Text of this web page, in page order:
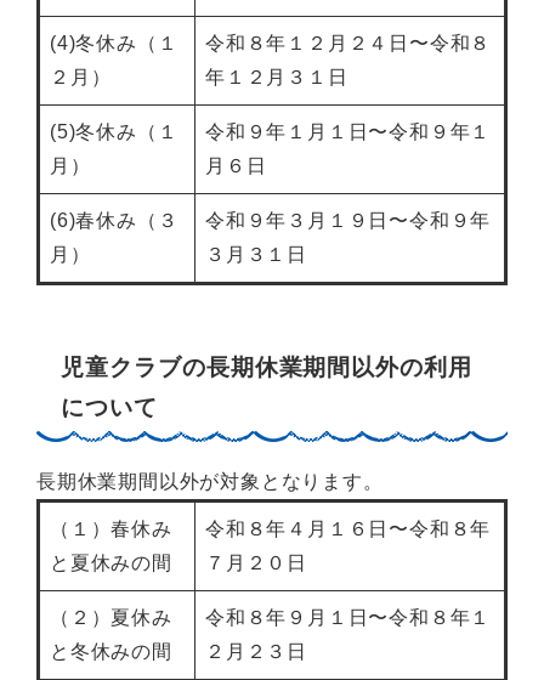
(4)冬休み（１
２月）
令和８年１２月２４日〜令和８
年１２月３１日
(5)冬休み（１
月）
令和９年１月１日〜令和９年１
月６日
(6)春休み（３
月）
令和９年３月１９日〜令和９年
３月３１日
児童クラブの長期休業期間以外の利用
について
長期休業期間以外が対象となります。
（１）春休み
と夏休みの間
令和８年４月１６日〜令和８年
７月２０日
（２）夏休み
と冬休みの間
令和８年９月１日〜令和８年１
２月２３日